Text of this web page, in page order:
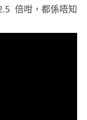
倍咁，都係唔知